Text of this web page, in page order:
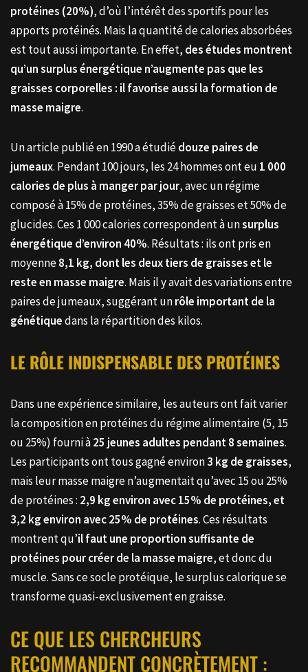
protéines (20%), d’où l’intérêt des sportifs pour les
apports protéinés. Mais la quantité de calories absorbées
est tout aussi importante. En effet, des études montrent
qu’un surplus énergétique n’augmente pas que les
graisses corporelles : il favorise aussi la formation de
masse maigre.
Un article publié en 1990 a étudiédouze paires de
jumeaux. Pendant 100 jours, les 24 hommes ont eu 1 000
calories de plus à manger par jour, avec un régime
composé à 15% de protéines, 35% de graisses et 50% de
glucides. Ces 1 000 calories correspondent à unsurplus
énergétique d’environ 40%. Résultats : ils ont pris en
moyenne8,1 kg, dont les deux tiers de graisses et le
reste en masse maigre. Mais il y avait des variations entre
paires de jumeaux, suggérant unrôle important de la
génétiquedans la répartition des kilos.
LE RÔLE INDISPENSABLE DES PROTÉINES
Dans une expérience similaire, les auteurs ont fait varier
la composition en protéines du régime alimentaire (5, 15
ou 25%) fourni à25 jeunes adultes pendant 8 semaines.
Les participants ont tous gagné environ3 kg de graisses,
mais leur masse maigre n’augmentait qu’avec 15 ou 25%
de protéines : 2,9 kg environ avec 15% de protéines, et
3,2 kg environ avec 25% de protéines. Ces résultats
montrent qu’il faut une proportion suffisante de
protéines pour créer de la masse maigre, et donc du
muscle. Sans ce socle protéique, le surplus calorique se
transforme quasi-exclusivement en graisse.
CE QUE LES CHERCHEURS
RECOMMANDENT CONCRÈTEMENT :